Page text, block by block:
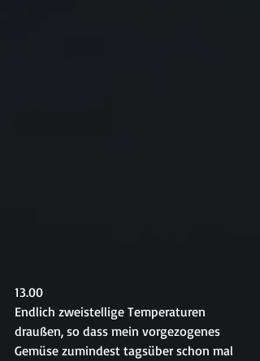
13.00
Endlich zweistellige Temperaturen
draußen, so dass mein vorgezogenes
Gemüse zumindest tagsüber schon mal